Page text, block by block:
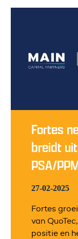
Fortes
breidt
PSA/
27-02-2025
Fortes
van
positie en